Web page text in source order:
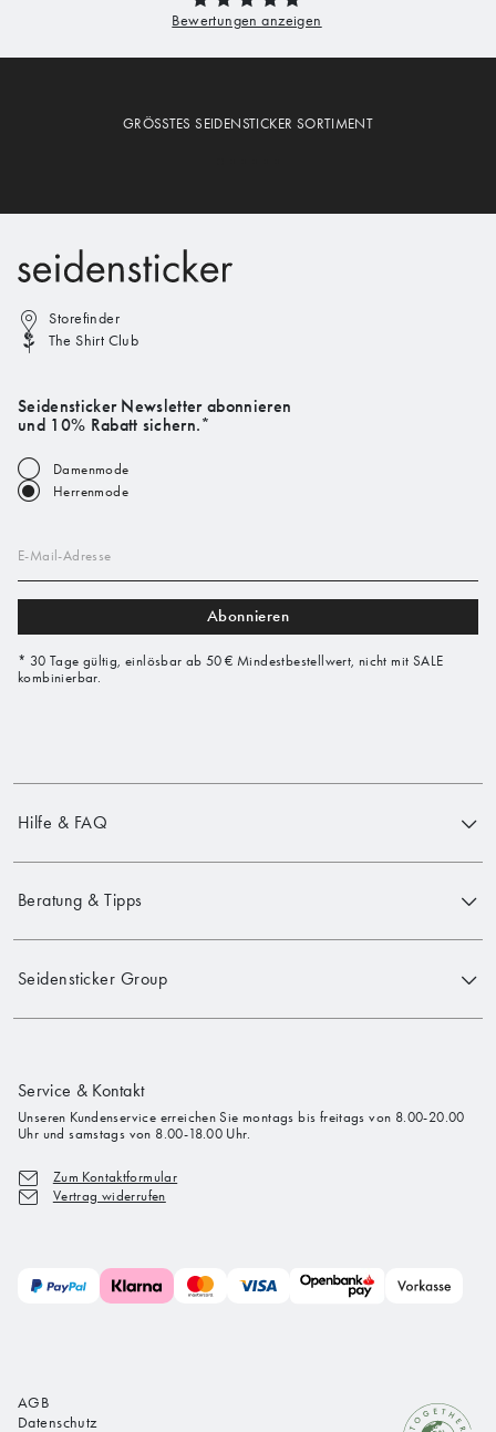
GRÖSSTES SEIDENSTICKER SORTIMENT
Storefinder
The Shirt Club
Seidensticker Newsletter abonnieren
und 10% Rabatt sichern.*
Damenmode
Herrenmode
E-Mail-Adresse
Abonnieren
* 30 Tage gültig, einlösbar ab 50 € Mindestbestellwert, nicht mit SALE
kombinierbar.
Hilfe & FAQ
Beratung & Tipps
Seidensticker Group
Service & Kontakt
Unseren Kundenservice erreichen Sie montags bis freitags von 8.00-20.00
Uhr und samstags von 8.00-18.00 Uhr.
Zum Kontaktformular
Vertrag widerrufen
AGB
Datenschutz